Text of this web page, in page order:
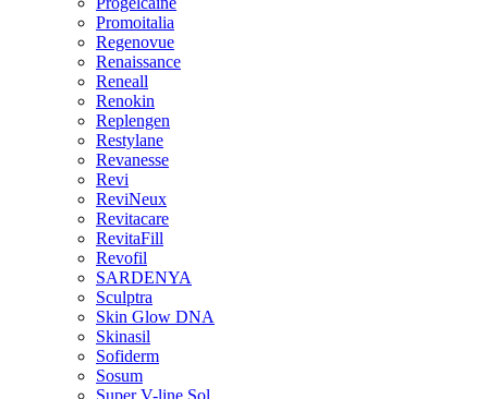
Promoitalia
Regenovue
Renaissance
Reneall
Renokin
Replengen
Restylane
Revanesse
Revi
ReviNeux
Revitacare
RevitaFill
Revofil
SARDENYA
Sculptra
Skin Glow DNA
Skinasil
Sofiderm
Sosum
Super V-line Sol